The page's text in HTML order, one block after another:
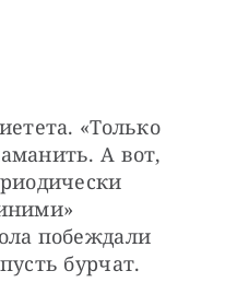
«Только
А вот,
побеждали
бурчат.